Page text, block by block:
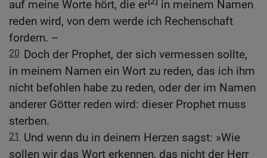
auf meine Worte hört, die er
in meinem Namen
reden wird, von dem werde ich Rechenschaft
fordern. –
20 Doch der Prophet, der sich vermessen sollte,
in meinem Namen ein Wort zu reden, das ich ihm
nicht befohlen habe zu reden, oder der im Namen
anderer Götter reden wird: dieser Prophet muss
sterben.
21 Und wenn du in deinem Herzen sagst: »Wie
sollen wir das Wort erkennen, das nicht der Herr